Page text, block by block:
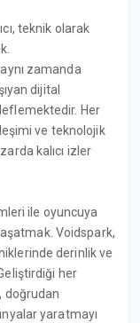
teknik olarak
zamanda
dijital
Her
ve teknolojik
kalıcı izler
ile oyuncuya
Voidspark,
derinlik ve
her
doğrudan
yaratmayı